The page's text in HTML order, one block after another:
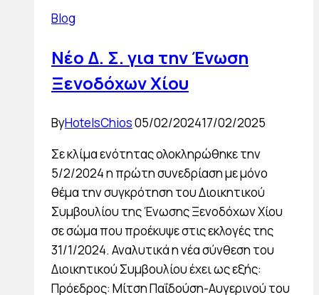
της
Μόστρας
Blog
Νέο Δ. Σ. για την Ένωση
Ξενοδόχων Χίου
ByHotelsChios05/02/202417/02/2025
Σε κλίμα ενότητας ολοκληρώθηκε την
5/2/2024 η πρώτη συνεδρίαση με μόνο
θέμα την συγκρότηση του Διοικητικού
Συμβουλίου της Ένωσης Ξενοδόχων Χίου
σε σώμα που προέκυψε στις εκλογές της
31/1/2024. Αναλυτικά η νέα σύνθεση του
Διοικητικού Συμβουλίου έχει ως εξής:
Πρόεδρος: Μίτση Παΐδούση-Αυγερινού του